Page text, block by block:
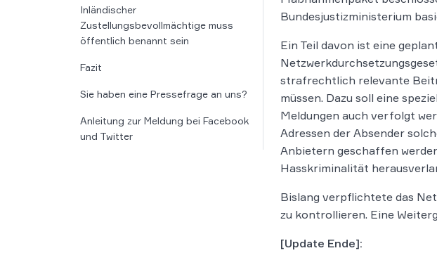
Inländischer
Zustellungsbevollmächtige muss
öffentlich benannt sein
Fazit
Sie haben eine Pressefrage an uns?
Anleitung zur Meldung bei Facebook
und Twitter
Bundesjustizministerium
Ein Teil davon ist eine
strafrechtlich relevante
müssen. Dazu soll eine
Meldungen auch verfolgt
Adressen der Absender
Anbietern geschaffen
Hasskriminalität
Bislang verpflichtete das
zu kontrollieren. Eine
[Update Ende]: